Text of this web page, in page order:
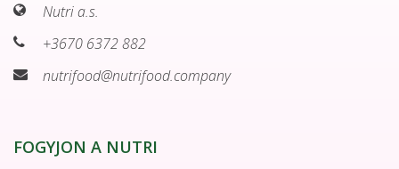
Nutri a.s.
+3670 6372 882
nutrifood@nutrifood.company
FOGYJON A NUTRI